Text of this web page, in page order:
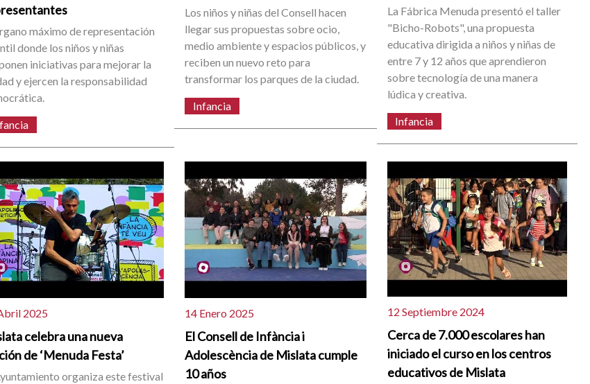
máximo de representación
donde los niños y niñas
iniciativas para mejorar la
y ejercen la responsabilidad
Los niños y niñas del Consell hacen
llegar sus propuestas sobre ocio,
medio ambiente y espacios públicos, y
reciben un nuevo reto para
transformar los parques de la ciudad.
Infancia
La Fábrica Menuda presentó el taller
"Bicho-Robots", una propuesta
educativa dirigida a niños y niñas de
entre 7 y 12 años que aprendieron
sobre tecnología de una manera
lúdica y creativa.
Infancia
2025
celebra una nueva
de ‘Menuda Festa’
organiza este festival
14 Enero 2025
El Consell de Infància i
Adolescència de Mislata cumple
10 años
12 Septiembre 2024
Cerca de 7.000 escolares han
iniciado el curso en los centros
educativos de Mislata